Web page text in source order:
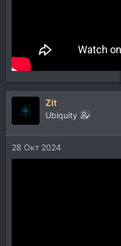
Zit
Ubiquity
28 Окт 2024